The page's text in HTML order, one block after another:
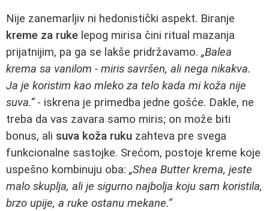
Nije zanemarljiv ni hedonistički aspekt. Biranje
kreme za ruke lepog mirisa čini ritual mazanja
prijatnijim, pa ga se lakše pridržavamo. „Balea
krema sa vanilom - miris savršen, ali nega nikakva.
Ja je koristim kao mleko za telo kada mi koža nije
suva.“- iskrena je primedba jedne gošće. Dakle, ne
treba da vas zavara samo miris; on može biti
bonus, ali suva koža ruku zahteva pre svega
funkcionalne sastojke. Srećom, postoje kreme koje
uspešno kombinuju oba: „Shea Butter krema, jeste
malo skuplja, ali je sigurno najbolja koju sam koristila,
brzo upije, a ruke ostanu mekane.“